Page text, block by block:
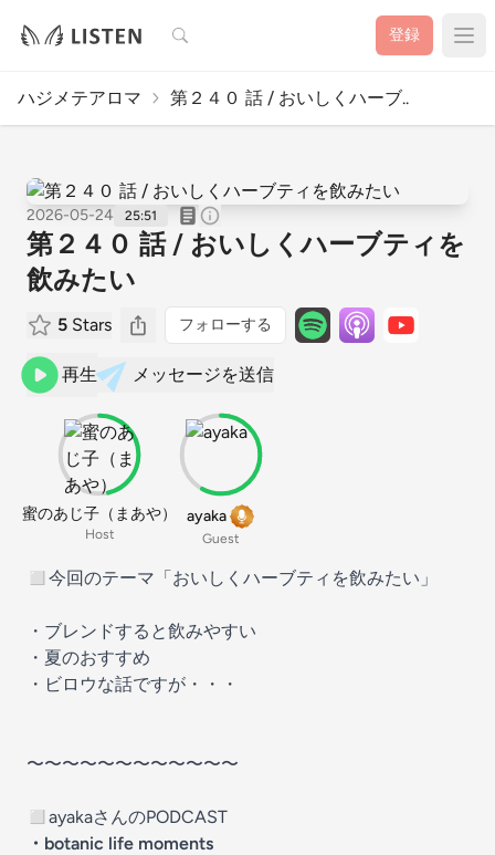
検索 登録
ハジメテアロマ 第２４０ 話 / おいしくハーブ..
2026-05-24 25:51
第２４０ 話 / おいしくハーブティを
飲みたい
5 Stars フォローする
再生 メッセージを送信
蜜のあじ子（まあや）
Host
ayaka
Guest
◻︎今回のテーマ「おいしくハーブティを飲みたい」
・ブレンドすると飲みやすい
・夏のおすすめ
・ビロウな話ですが・・・
〜〜〜〜〜〜〜〜〜〜〜〜
◻︎ayakaさんのPODCAST
・ botanic life moments